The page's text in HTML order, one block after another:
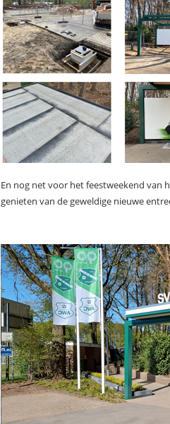
En nog net voor het feestweekend van
genieten van de geweldige nieuwe